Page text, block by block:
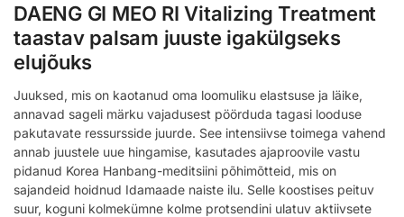
DAENG GI MEO RI Vitalizing Treatment
taastav palsam juuste igakülgseks
elujõuks
Juuksed, mis on kaotanud oma loomuliku elastsuse ja läike,
annavad sageli märku vajadusest pöörduda tagasi looduse
pakutavate ressursside juurde. See intensiivse toimega vahend
annab juustele uue hingamise, kasutades ajaproovile vastu
pidanud Korea Hanbang-meditsiini põhimõtteid, mis on
sajandeid hoidnud Idamaade naiste ilu. Selle koostises peituv
suur, koguni kolmekümne kolme protsendini ulatuv aktiivsete